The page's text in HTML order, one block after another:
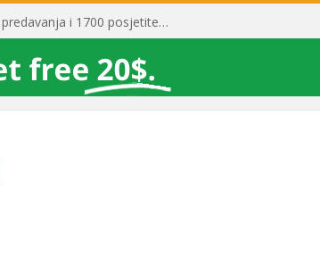
Toni Milun postao “milijarder”! Vrhunska predavanja i 1700 posjetitelja obilježili su mjesec financijske pismenosti